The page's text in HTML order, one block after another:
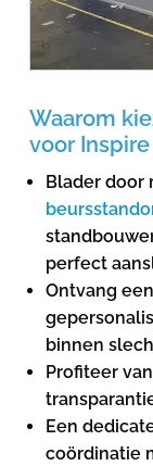
Waarom
voor
Blader door
perfect
Ontvang
binnen
Profiteer
Een
coördinatie